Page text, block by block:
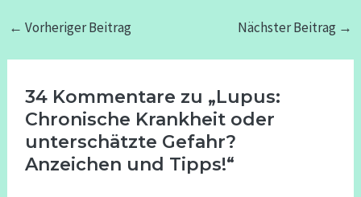
← Vorheriger Beitrag Nächster Beitrag →
34 Kommentare zu „Lupus:
Chronische Krankheit oder
unterschätzte Gefahr?
Anzeichen und Tipps!“